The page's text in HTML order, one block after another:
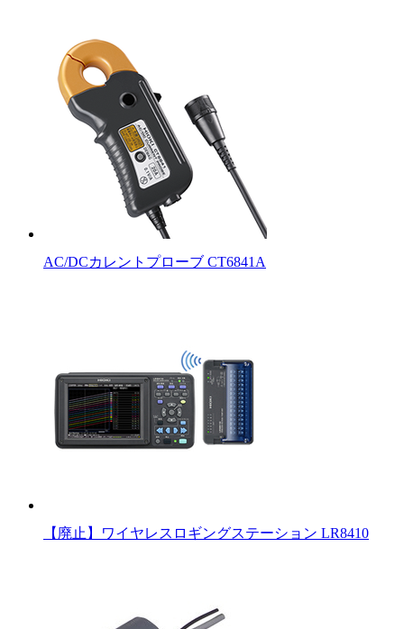
AC/DCカレントプローブ CT6841A
【廃止】ワイヤレスロギングステーション LR8410